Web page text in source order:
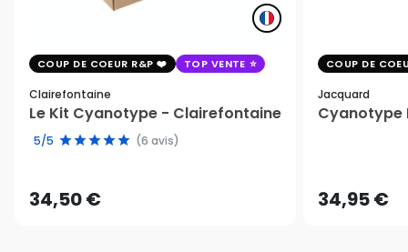
COUP DE COEUR R&P TOP VENTE
Clairefontaine
Le Kit Cyanotype - Clairefontaine
5/5 (6 avis)
34,50 €
COUP DE
Jacquard
Cyanotype
34,95 €